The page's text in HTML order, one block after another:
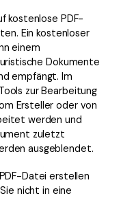
kostenlose PDF-
Ein kostenloser
einem
Dokumente
empfängt. Im
zur Bearbeitung
Ersteller oder von
werden und
zuletzt
ausgeblendet.
Datei erstellen
nicht in eine